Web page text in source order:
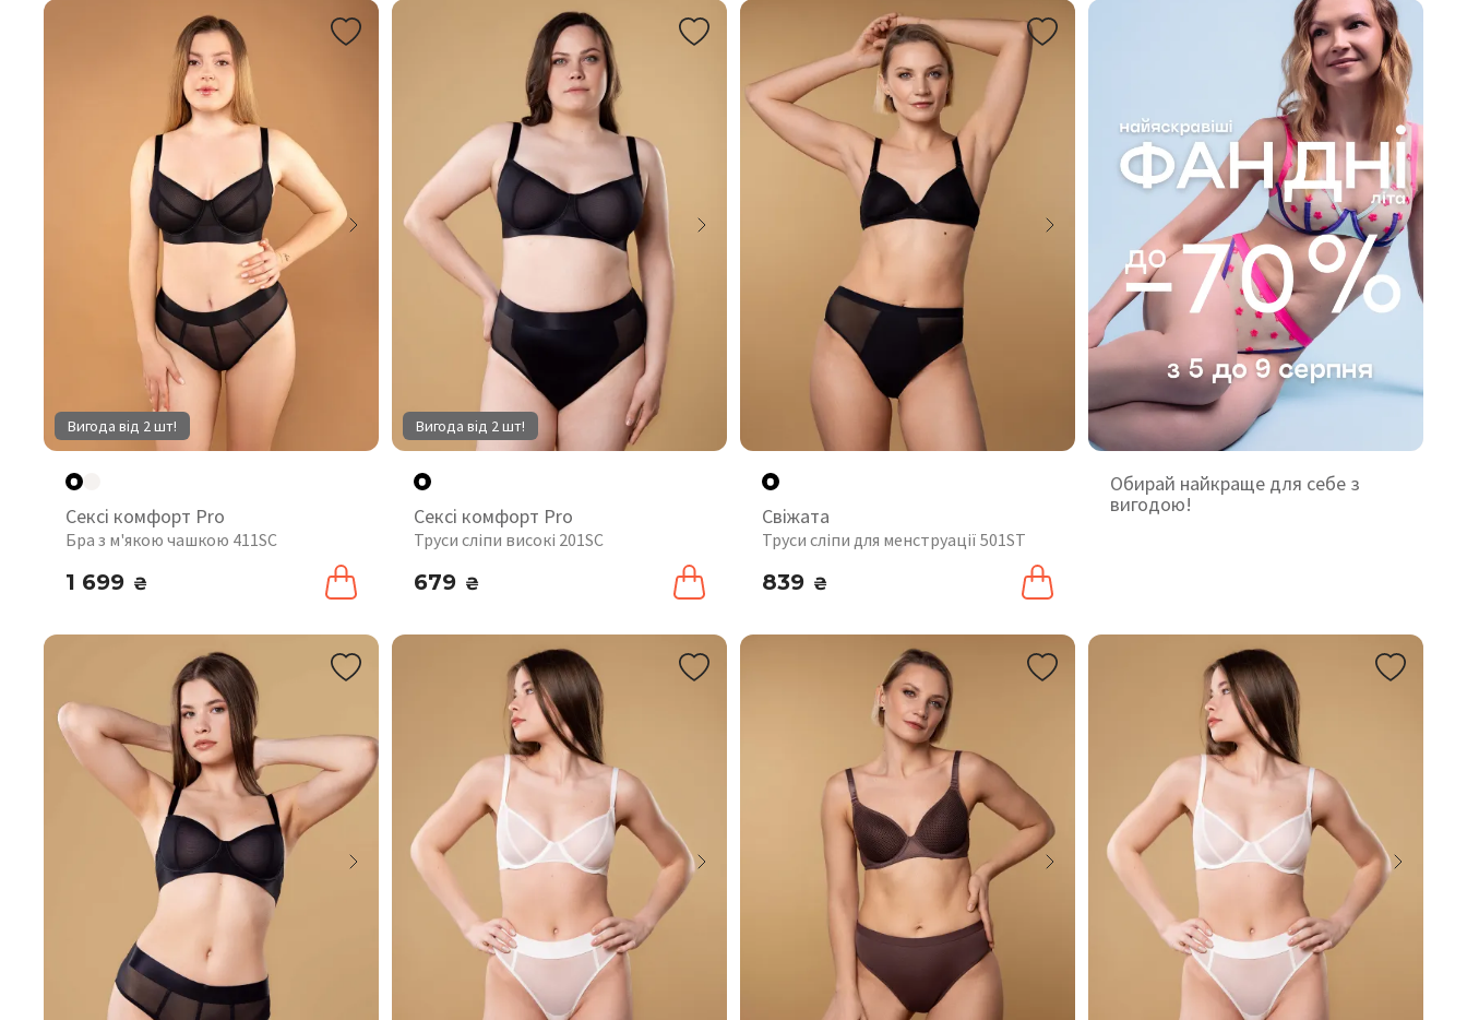
Вигода від 2 шт!
Сексі комфорт Pro
Бра з м'якою чашкою 411SC
1 699 ₴
Вигода від 2 шт!
Сексі комфорт Pro
Труси сліпи високі 201SC
679 ₴
Свіжата
Труси сліпи для менструації 501ST
839 ₴
Обирай найкраще для себе з
вигодою!